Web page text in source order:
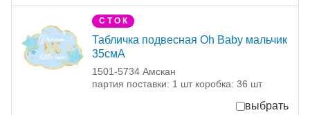
С Т О К
Табличка подвесная Oh Baby мальчик
35смА
1501-5734 Амскан
партия поставки: 1 шт коробка: 36 шт
выбрать